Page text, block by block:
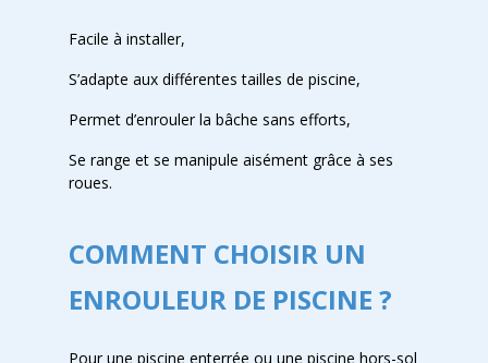
Facile à installer,
S’adapte aux différentes tailles de piscine,
Permet d’enrouler la bâche sans efforts,
Se range et se manipule aisément grâce à ses
roues.
COMMENT CHOISIR UN
ENROULEUR DE PISCINE ?
Pour une piscine enterrée ou une piscine hors-sol